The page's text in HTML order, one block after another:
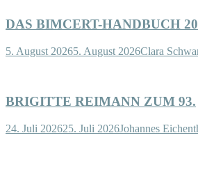
DAS BIMCERT-HANDBUCH
5. August 20265. August 2026Clara
BRIGITTE REIMANN ZUM 93.
24. Juli 202625. Juli 2026Johannes